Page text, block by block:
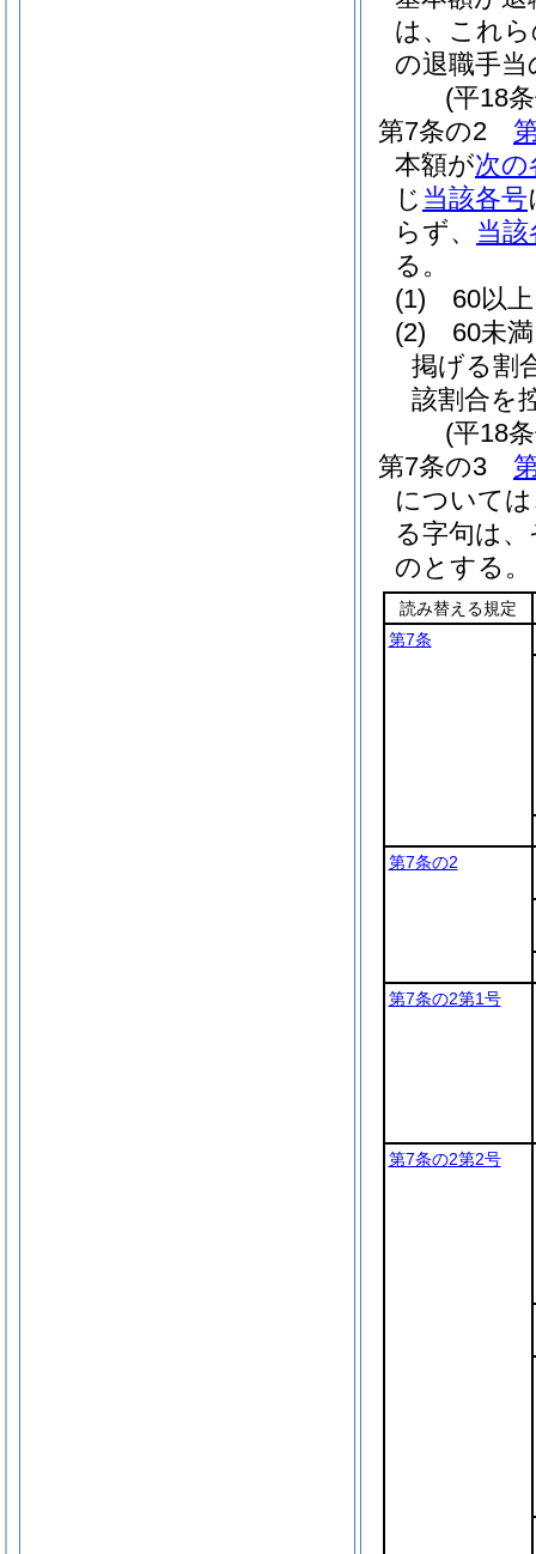
は、これ
の退職手
(平18
第7条の2
本額が次の
じ 当該各号
らず、 当
る。
(1)
60以
(2)
60未
掲げる割
該割合を
(平18
第7条の3
について
る字句は
のとする。
読み替える規定
第7条
第7条の2
第7条の2第1号
第7条の2第2号